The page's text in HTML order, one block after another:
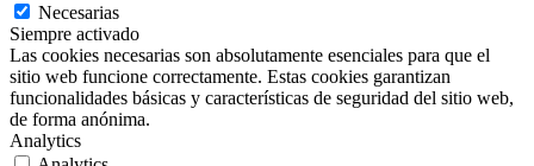
Necesarias
Siempre activado
Las cookies necesarias son absolutamente esenciales para que el
sitio web funcione correctamente. Estas cookies garantizan
funcionalidades básicas y características de seguridad del sitio web,
de forma anónima.
Analytics